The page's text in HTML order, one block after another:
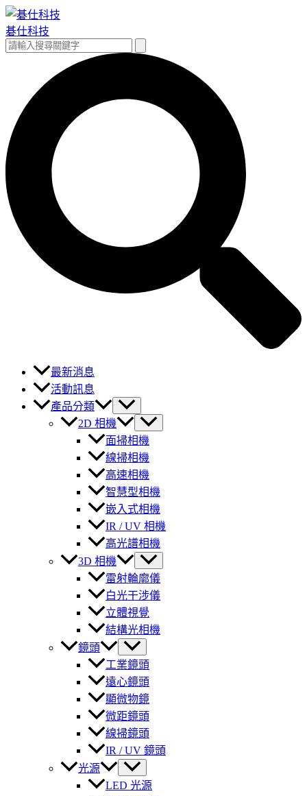
跳
至
主
碁仕科技
搜
最新消息
活動訊息
產品分類
2D 相機
面掃相機
線掃相機
高速相機
智慧型相機
嵌入式相機
IR / UV 相機
高光譜相機
3D 相機
雷射輪廓儀
白光干涉儀
立體視覺
結構光相機
鏡頭
工業鏡頭
遠心鏡頭
顯微物鏡
微距鏡頭
線掃鏡頭
IR / UV 鏡頭
光源
LED 光源